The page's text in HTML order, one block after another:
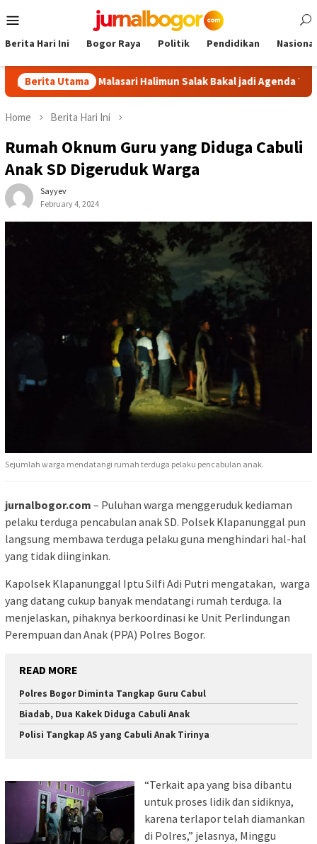
to
Menu
Berita Hari Ini Bogor Raya Politik Pendidikan Nasional
Berita Utama
Tour Malasari Halimun Salak Bakal jadi Agenda Tahunan
Home Berita Hari Ini
Rumah Oknum Guru yang Diduga Cabuli
Anak SD Digeruduk Warga
Sayyev
February 4, 2024
Sejumlah warga mendatangi rumah terduga pelaku pencabulan anak.
jurnalbogor.com – Puluhan warga menggeruduk kediaman
pelaku terduga pencabulan anak SD. Polsek Klapanunggal pun
langsung membawa terduga pelaku guna menghindari hal-hal
yang tidak diinginkan.
Kapolsek Klapanunggal Iptu Silfi Adi Putri mengatakan, warga
yang datang cukup banyak mendatangi rumah terduga. Ia
menjelaskan, pihaknya berkoordinasi ke Unit Perlindungan
Perempuan dan Anak (PPA) Polres Bogor.
READ MORE
Polres Bogor Diminta Tangkap Guru Cabul
Biadab, Dua Kakek Diduga Cabuli Anak
Polisi Tangkap AS yang Cabuli Anak Tirinya
“Terkait apa yang bisa dibantu
untuk proses lidik dan sidiknya,
karena terlapor telah diamankan
di Polres,” jelasnya, Minggu